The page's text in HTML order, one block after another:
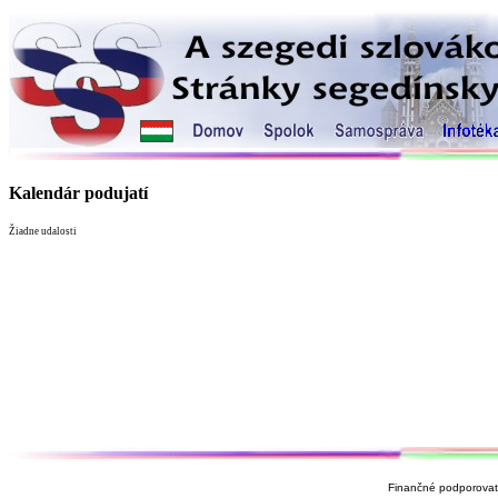
Kalendár podujatí
Žiadne udalosti
Finančné